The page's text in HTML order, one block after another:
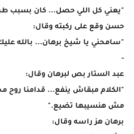
"يعني كل اللي حصل... كان بسبب
حسن وقع على ركبته وقال:
"سامحني يا شيخ برهان... بالله
-
عبد الستار بص لبرهان وقال:
"الكلام مبقاش ينفع... قدامنا روح
مش هنسيبها تضيع."
برهان هز راسه وقال: